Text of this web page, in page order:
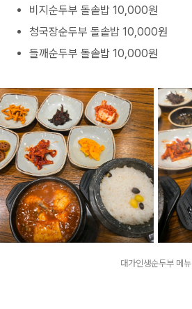
비지순두부 돌솥밥 10,000원
청국장순두부 돌솥밥 10,000원
들깨순두부 돌솥밥 10,000원
대가인생순두부 메뉴